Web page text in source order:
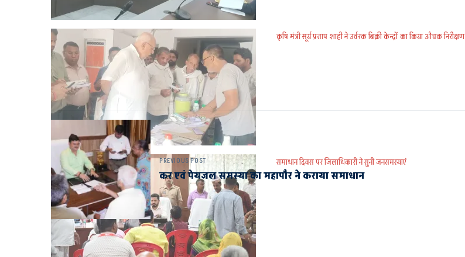
कृषि मंत्री सूर्य प्रताप शाही ने उर्वरक बिक्री केन्द्रों का किया औचक निरीक्षण
समाधान दिवस पर जिलाधिकारी ने सुनी जनसमस्याएं
PREVIOUS POST
कर एवं पेयजल समस्या का महापौर ने कराया समाधान